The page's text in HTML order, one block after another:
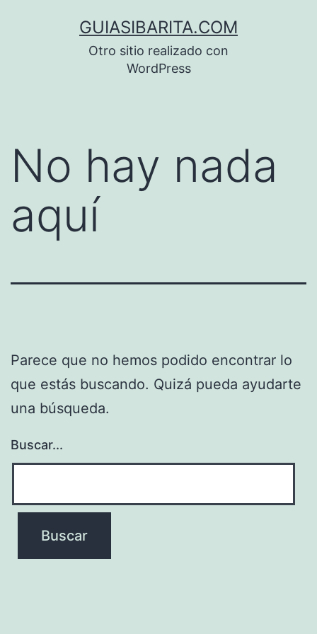
GUIASIBARITA.COM
Otro sitio realizado con
WordPress
No hay nada
aquí
Parece que no hemos podido encontrar lo
que estás buscando. Quizá pueda ayudarte
una búsqueda.
Buscar...